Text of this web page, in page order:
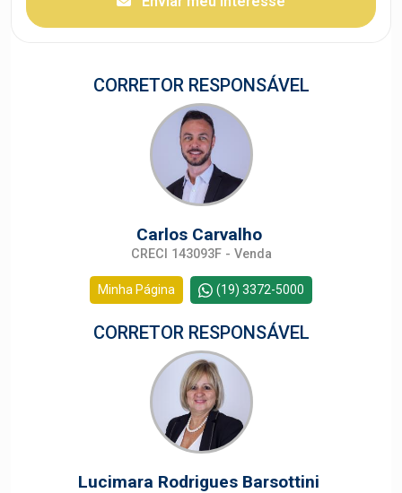
CORRETOR RESPONSÁVEL
Carlos Carvalho
CRECI 143093F - Venda
Minha Página (19) 3372-5000
CORRETOR RESPONSÁVEL
Lucimara Rodrigues Barsottini